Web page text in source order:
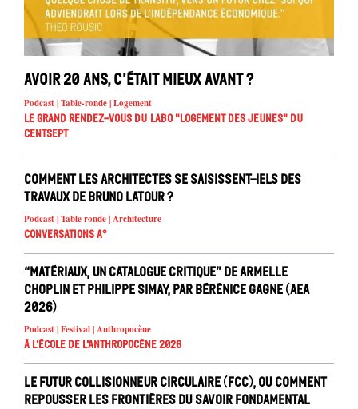
Avoir 20 ans, c’était mieux avant ?
Podcast | Table-ronde | Logement
Le Grand Rendez-vous du Labo "Logement des jeunes" du
Centsept
Comment les architectes se saisissent-iels des
travaux de Bruno Latour ?
Podcast | Table ronde | Architecture
Conversations A°
“Matériaux, un catalogue critique” de Armelle
Choplin et Philippe Simay, par Bérénice Gagne (AEA
2026)
Podcast | Festival | Anthropocène
À l'école de l'Anthropocène 2026
Le Futur Collisionneur Circulaire (FCC), ou comment
repousser les frontières du savoir fondamental